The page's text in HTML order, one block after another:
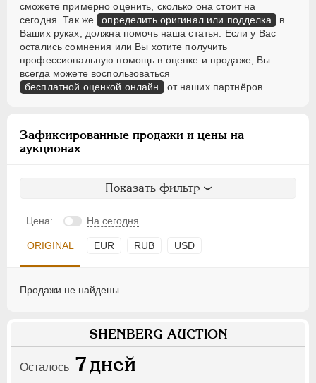
сможете примерно оценить, сколько она стоит на
сегодня. Так же определить оригинал или подделка в
Ваших руках, должна помочь наша статья. Если у Вас
остались сомнения или Вы хотите получить
профессиональную помощь в оценке и продаже, Вы
всегда можете воспользоваться
бесплатной оценкой онлайн от наших партнёров.
Зафиксированные продажи и цены на
аукционах
Показать фильтр
Цена: На сегодня
ORIGINAL EUR RUB USD
Продажи не найдены
SHENBERG AUCTION
Осталось 7дней